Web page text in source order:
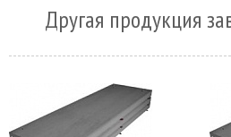
Другая продукция